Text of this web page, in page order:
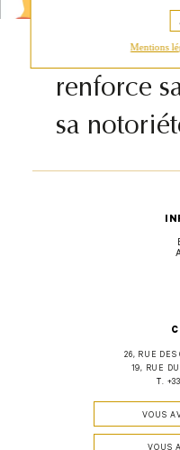
Mentions
Contenus
renforce
sa
26, RUE
19, RUE
T.
VOUS